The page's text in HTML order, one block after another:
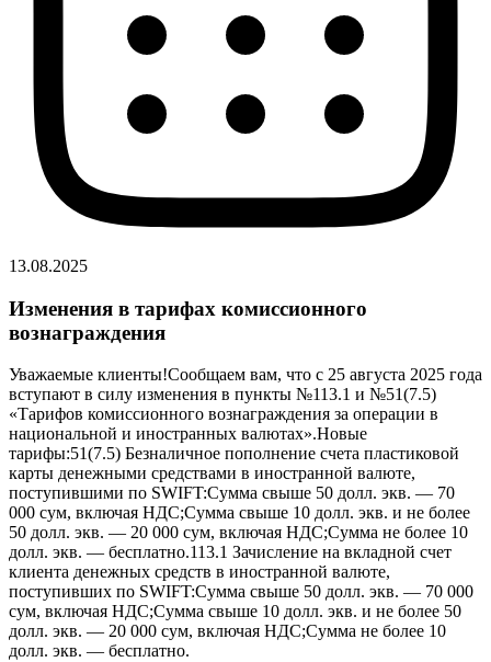
13.08.2025
Изменения в тарифах комиссионного
вознаграждения
Уважаемые клиенты!Сообщаем вам, что с 25 августа 2025 года
вступают в силу изменения в пункты №113.1 и №51(7.5)
«Тарифов комиссионного вознаграждения за операции в
национальной и иностранных валютах».Новые
тарифы:51(7.5) Безналичное пополнение счета пластиковой
карты денежными средствами в иностранной валюте,
поступившими по SWIFT:Сумма свыше 50 долл. экв. — 70
000 сум, включая НДС;Сумма свыше 10 долл. экв. и не более
50 долл. экв. — 20 000 сум, включая НДС;Сумма не более 10
долл. экв. — бесплатно.113.1 Зачисление на вкладной счет
клиента денежных средств в иностранной валюте,
поступивших по SWIFT:Сумма свыше 50 долл. экв. — 70 000
сум, включая НДС;Сумма свыше 10 долл. экв. и не более 50
долл. экв. — 20 000 сум, включая НДС;Сумма не более 10
долл. экв. — бесплатно.